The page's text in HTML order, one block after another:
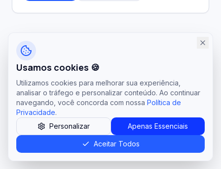
Usamos cookies 🍪
Utilizamos cookies para melhorar sua experiência,
analisar o tráfego e personalizar conteúdo. Ao continuar
navegando, você concorda com nossa Política de
Privacidade.
Personalizar
Apenas Essenciais
Aceitar Todos